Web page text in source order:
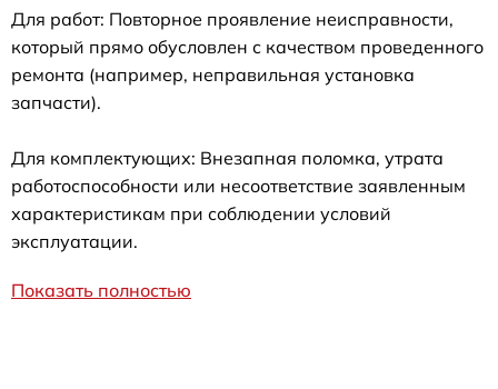
Для работ: Повторное проявление неисправности,
который прямо обусловлен с качеством проведенного
ремонта (например, неправильная установка
запчасти).
Для комплектующих: Внезапная поломка, утрата
работоспособности или несоответствие заявленным
характеристикам при соблюдении условий
эксплуатации.
Показать полностью